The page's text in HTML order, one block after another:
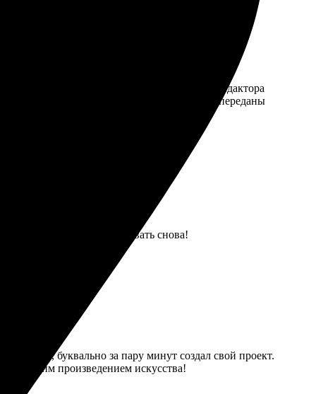
очень простым. Интерфейс онлайн-редактора
получилась яркой и стильной, все детали переданы
результату! Буду заказывать снова!
буквально за пару минут создал свой проект.
произведением искусства!